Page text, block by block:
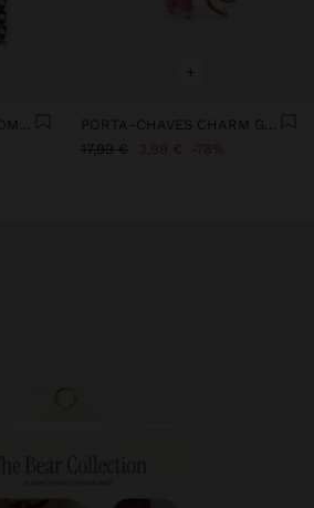
LENÇO ESTAMPADO GEOMÉTRICO MISTURA DE LINHO
+
PORTA-CHAVES CHARM GIRAFA
17,99 €
3,99 € 78%